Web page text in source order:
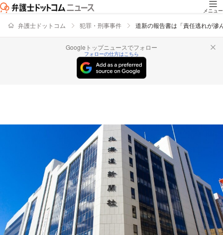
メニュー
弁護士ドットコム 犯罪・刑事事件 道新の報告書は「責任逃れが滲
Googleトップニュースでフォロー
フォローの仕方はこちら